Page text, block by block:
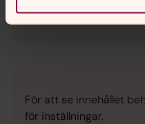
För att se innehållet
för inställningar.